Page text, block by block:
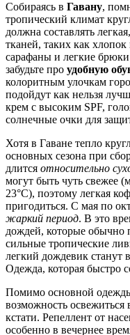
Собираясь в Гавану,
тропический климат
должна составлять
тканей, таких как
сарафаны и легкие
забудьте про удобную
колоритным улочкам
подойдут как нельзя
крем с высоким SPF,
солнечные очки для
Хотя в Гаване тепло
основных сезона при
длится относительно
могут быть чуть свежее
23°C), поэтому легкая
пригодиться. С мая по
жаркий период. В это
дождей, которые обычно
сильные тропические
легкий дождевик
Одежда, которая быстро
Помимо основной
возможность освежиться
кстати. Репеллент от
особенно в вечернее